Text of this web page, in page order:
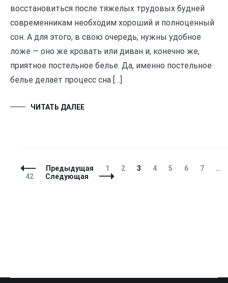
восстановиться после тяжелых трудовых будней
современникам необходим хороший и полноценный
сон. А для этого, в свою очередь, нужны удобное
ложе — оно же кровать или диван и, конечно же,
приятное постельное белье. Да, именно постельное
белье делает процесс сна […]
ЧИТАТЬ ДАЛЕЕ
Навигация
по
Предыдущая Страница
1 Страница
2 Страница
3 Страница
4 Страница
5 Страница
6 7
…
Страница
42 Следующая